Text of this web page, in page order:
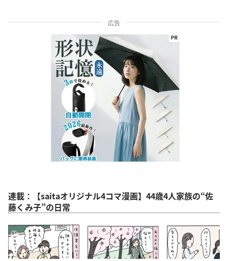
広告
連載：【saitaオリジナル4コマ漫画】44歳4人家族の“佐
藤くみ子”の日常